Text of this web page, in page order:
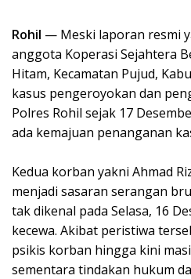
Rohil — Meski laporan resmi
anggota Koperasi Sejahtera
Hitam, Kecamatan Pujud,
kasus pengeroyokan dan
Polres Rohil sejak 17
ada kemajuan penanganan
Kedua korban yakni Ahmad
menjadi sasaran serangan
tak dikenal pada Selasa, 16
kecewa. Akibat peristiwa
psikis korban hingga kini
sementara tindakan hukum